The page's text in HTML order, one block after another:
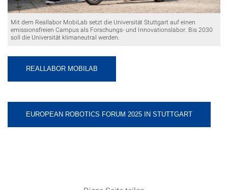
Mit dem Reallabor MobiLab setzt die Universität Stuttgart auf einen
emissionsfreien Campus als Forschungs- und Innovationslabor. Bis 2030
soll die Universität klimaneutral werden.
REALLABOR MOBILAB
EUROPEAN ROBOTICS FORUM 2025 IN STUTTGART